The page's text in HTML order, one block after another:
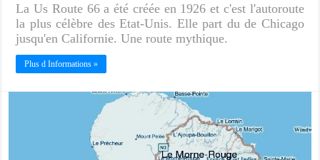
La Us Route 66 a été créée en 1926 et c'est l'autoroute
la plus célèbre des Etat-Unis. Elle part du de Chicago
jusqu'en Californie. Une route mythique.
Plus d Informations »